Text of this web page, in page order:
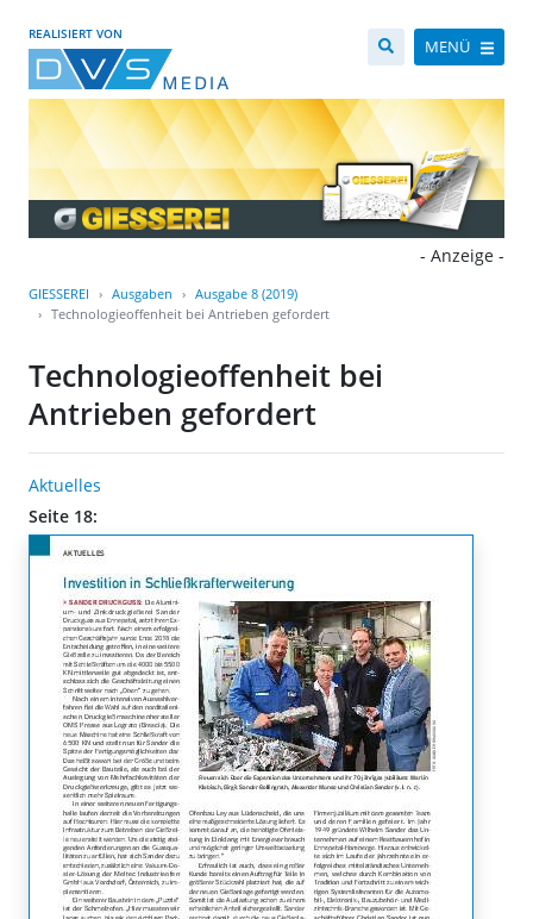
REALISIERT VON
MENÜ
- Anzeige -
GIESSEREI Ausgaben
Ausgabe 8 (2019)
Technologieoffenheit bei Antrieben gefordert
Technologieoffenheit bei
Antrieben gefordert
Aktuelles
Seite 18: